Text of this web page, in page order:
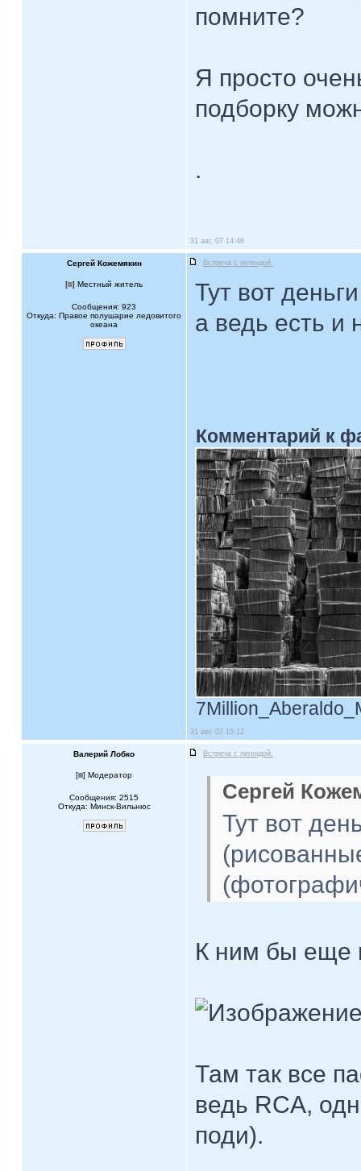
помните?
Я просто
подборку
.
31 авг, 07 14:48
Сергей Кожемякин Встреча с легендой.
[ ] Местный житель
Сообщения: 923
Откуда: Правое полушарие ледовитого
океана
Тут вот
а ведь есть и
Комментарий к
31 авг, 07 15:12
Валерий Лобко Встреча с легендой.
[ ] Модератор
Сообщения: 2515
Откуда: Минск-Вильнюс
Сергей
Тут вот
К ним бы еще
Там так все
ведь RCA,
поди).